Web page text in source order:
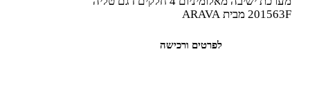
201563F מבית ARAVA
לפרטים ורכישה